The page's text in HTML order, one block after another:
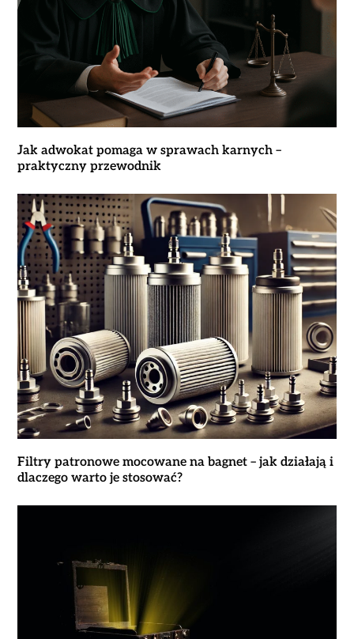
Jak adwokat pomaga w sprawach karnych –
praktyczny przewodnik
Filtry patronowe mocowane na bagnet – jak działają i
dlaczego warto je stosować?